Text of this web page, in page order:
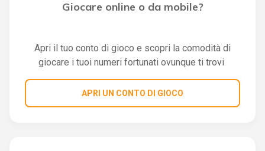
Giocare online o da mobile?
Apri il tuo conto di gioco e scopri la comodità di
giocare i tuoi numeri fortunati ovunque ti trovi
APRI UN CONTO DI GIOCO